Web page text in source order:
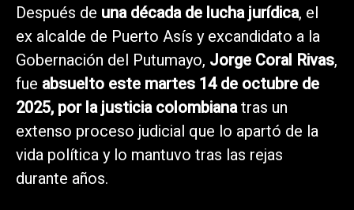
Después de una década de lucha jurídica, el
ex alcalde de Puerto Asís y excandidato a la
Gobernación del Putumayo, Jorge Coral Rivas,
fue absuelto este martes 14 de octubre de
2025, por la justicia colombianatras un
extenso proceso judicial que lo apartó de la
vida política y lo mantuvo tras las rejas
durante años.